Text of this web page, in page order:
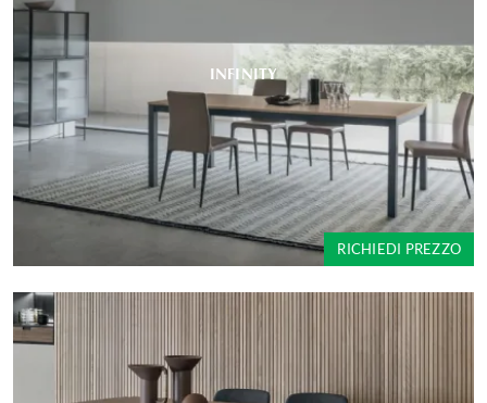
INFINITY
RICHIEDI PREZZO